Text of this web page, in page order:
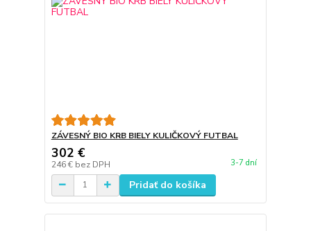
ZÁVESNÝ BIO KRB BIELY KULIČKOVÝ FUTBAL
302 €
246 € bez DPH 3-7 dní
Pridať do košíka